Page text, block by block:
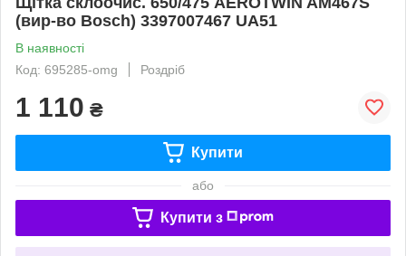
(вир-во Bosch) 3397007467 UA51
В наявності
Код: 695285-omg
Роздріб
1 110 ₴
Купити
або
Купити з